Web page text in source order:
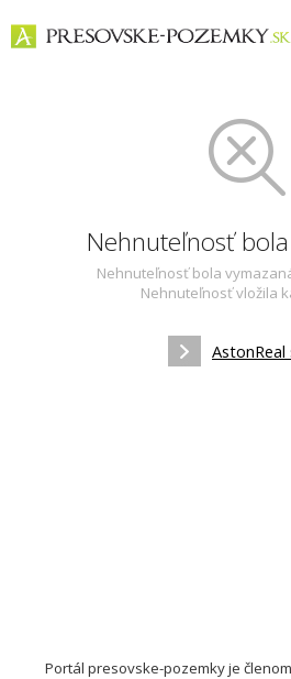
Nehnuteľnosť
Nehnuteľnosť bola
Nehnuteľnosť vložila
AstonReal
Portál presovske-pozemky je